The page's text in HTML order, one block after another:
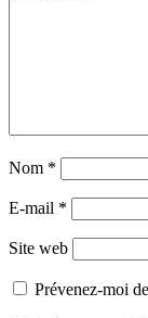
Nom *
E-mail *
Site web
Prévenez-moi